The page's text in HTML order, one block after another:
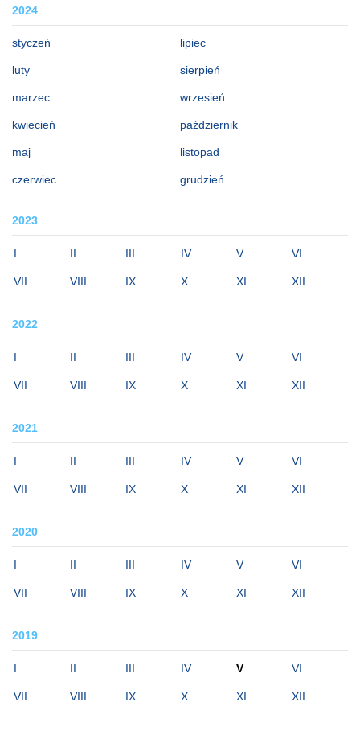
2024
styczeń
luty
marzec
kwiecień
maj
czerwiec
lipiec
sierpień
wrzesień
październik
listopad
grudzień
2023
I II III IV V VI
VII VIII IX X XI XII
2022
I II III IV V VI
VII VIII IX X XI XII
2021
I II III IV V VI
VII VIII IX X XI XII
2020
I II III IV V VI
VII VIII IX X XI XII
2019
I II III IV V VI
VII VIII IX X XI XII